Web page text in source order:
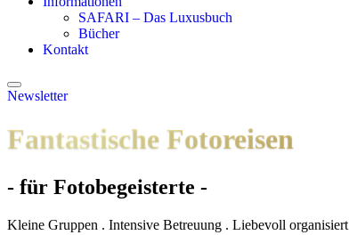
SAFARI – Das Luxusbuch
Bücher
Kontakt
Newsletter
Fantastische Fotoreisen
- für Fotobegeisterte -
Kleine Gruppen . Intensive Betreuung . Liebevoll organisiert